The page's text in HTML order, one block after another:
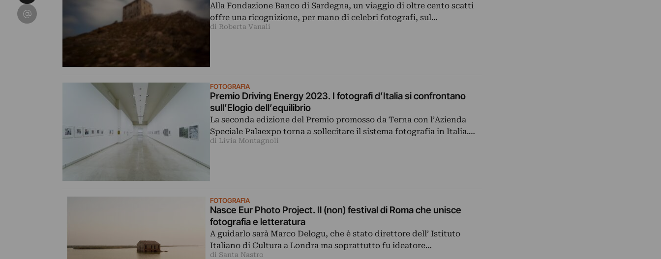
Alla Fondazione Banco di Sardegna, un viaggio di oltre cento scatti
offre una ricognizione, per mano di celebri fotografi, sul…
di Roberta Vanali
FOTOGRAFIA
Premio Driving Energy 2023. I fotografi d’Italia si confrontano
sull’Elogio dell’equilibrio
La seconda edizione del Premio promosso da Terna con l’Azienda
Speciale Palaexpo torna a sollecitare il sistema fotografia in Italia.…
di Livia Montagnoli
FOTOGRAFIA
Nasce Eur Photo Project. Il (non) festival di Roma che unisce
fotografia e letteratura
A guidarlo sarà Marco Delogu, che è stato direttore dell’ Istituto
Italiano di Cultura a Londra ma soprattutto fu ideatore…
di Santa Nastro
Condividi su Email